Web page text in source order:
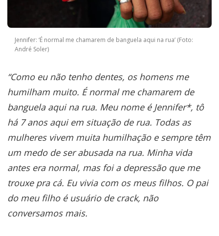
Jennifer: ‘É normal me chamarem de banguela aqui na rua’ (Foto:
André Soler)
“Como eu não tenho dentes, os homens me
humilham muito. É normal me chamarem de
banguela aqui na rua. Meu nome é Jennifer*, tô
há 7 anos aqui em situação de rua. Todas as
mulheres vivem muita humilhação e sempre têm
um medo de ser abusada na rua. Minha vida
antes era normal, mas foi a depressão que me
trouxe pra cá. Eu vivia com os meus filhos. O pai
do meu filho é usuário de crack, não
conversamos mais.